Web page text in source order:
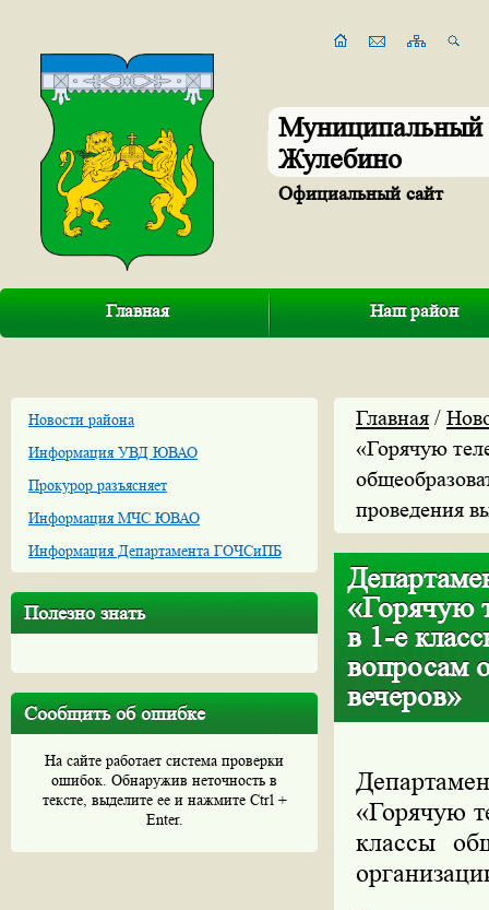
Муниципальный
Жулебино
Официальный сайт
Главная Наш район
Новости района
Информация УВД ЮВАО
Прокурор разъясняет
Информация МЧС ЮВАО
Информация Департамента ГОЧСиПБ
Полезно знать
Сообщить об ошибке
На сайте работает система проверки
ошибок. Обнаружив неточность в
тексте, выделите ее и нажмите Ctrl +
Enter.
Главная /
«Горячую
проведения
«Горячую
в 1-е
вопросам
вечеров»
«Горячую
классы